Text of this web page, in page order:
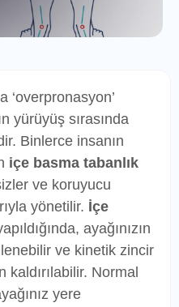
‘overpronasyon’
yürüyüş sırasında
Binlerce insanın
içe basma tabanlık
ve koruyucu
yönetilir. İçe
ayağınızın
ve kinetik zincir
Normal
yere